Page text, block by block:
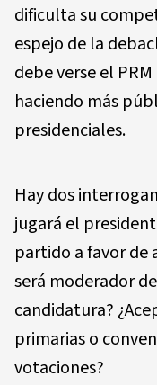
dificulta su
espejo de la
debe verse el
haciendo más
presidenciales.
Hay dos
jugará el
partido a favor de
será moderador
candidatura?
primarias o
votaciones?